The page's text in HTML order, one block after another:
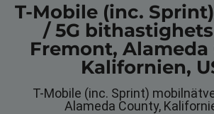
T-Mobile (inc.
/ 5G
Fremont, Alameda
Kalifornien,
T-Mobile (inc. Sprint)
Alameda County,